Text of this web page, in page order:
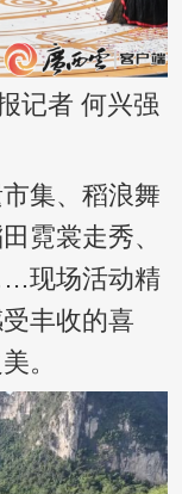
记者 何兴强
集、稻浪舞
霓裳走秀、
现场活动精
丰收的喜
。